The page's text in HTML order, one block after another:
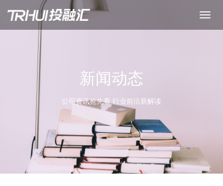
新闻动态
公司资讯抢先看 行业前沿新解读